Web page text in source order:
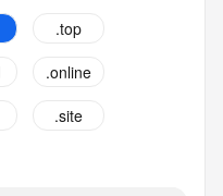
.top
.online
.site